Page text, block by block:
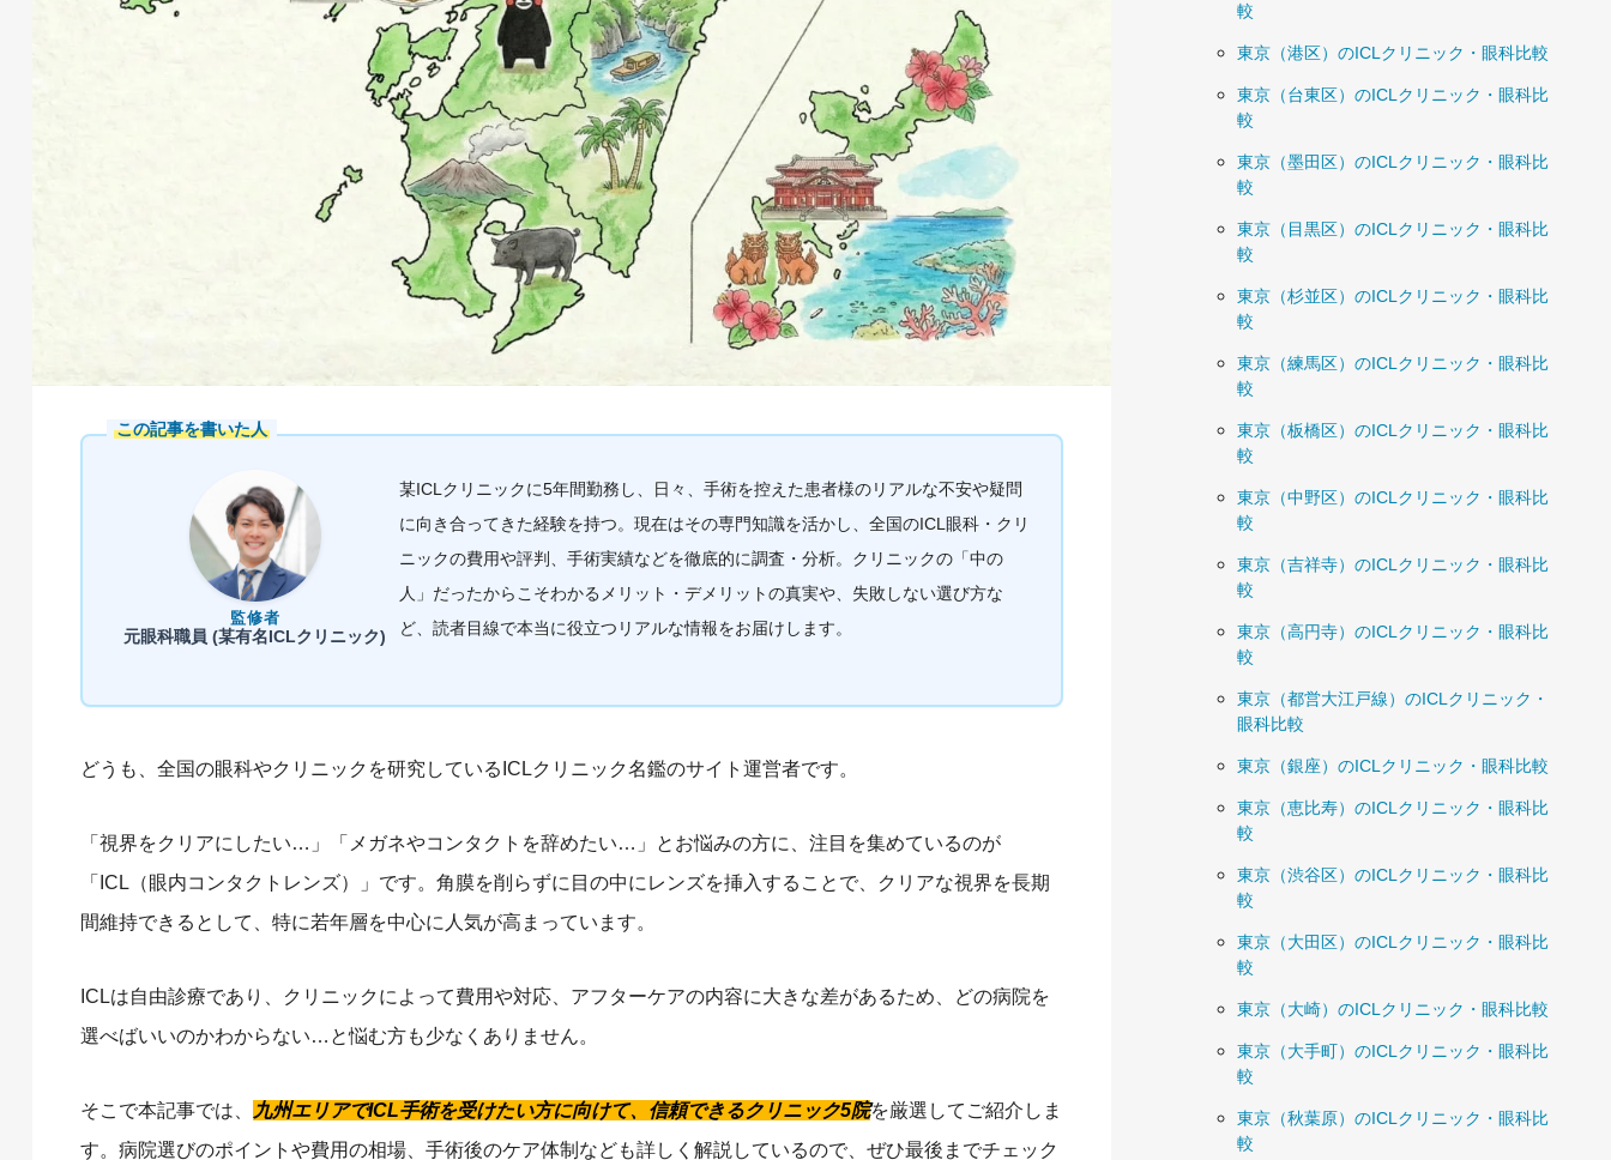
この記事を書いた人
監修者
元眼科職員 (某有名ICLクリニック)
某ICLクリニックに5年間勤務し、日々、手術を控えた患者様のリアルな不安や疑問
に向き合ってきた経験を持つ。現在はその専門知識を活かし、全国のICL眼科・クリ
ニックの費用や評判、手術実績などを徹底的に調査・分析。クリニックの「中の
人」だったからこそわかるメリット・デメリットの真実や、失敗しない選び方な
ど、読者目線で本当に役立つリアルな情報をお届けします。
どうも、全国の眼科やクリニックを研究しているICLクリニック名鑑のサイト運営者です。
「視界をクリアにしたい…」「メガネやコンタクトを辞めたい…」とお悩みの方に、注目を集めているのが
「ICL（眼内コンタクトレンズ）」です。角膜を削らずに目の中にレンズを挿入することで、クリアな視界を長期
間維持できるとして、特に若年層を中心に人気が高まっています。
ICLは自由診療であり、クリニックによって費用や対応、アフターケアの内容に大きな差があるため、どの病院を
選べばいいのかわからない…と悩む方も少なくありません。
そこで本記事では、 九州エリアでICL手術を受けたい方に向けて、信頼できるクリニック5院を厳選してご紹介しま
す。病院選びのポイントや費用の相場、手術後のケア体制なども詳しく解説しているので、ぜひ最後までチェック
較
東京（港区）のICLクリニック・眼科比較
東京（台東区）のICLクリニック・眼科比
較
東京（墨田区）のICLクリニック・眼科比
較
東京（目黒区）のICLクリニック・眼科比
較
東京（杉並区）のICLクリニック・眼科比
較
東京（練馬区）のICLクリニック・眼科比
較
東京（板橋区）のICLクリニック・眼科比
較
東京（中野区）のICLクリニック・眼科比
較
東京（吉祥寺）のICLクリニック・眼科比
較
東京（高円寺）のICLクリニック・眼科比
較
東京（都営大江戸線）のICLクリニック・
眼科比較
東京（銀座）のICLクリニック・眼科比較
東京（恵比寿）のICLクリニック・眼科比
較
東京（渋谷区）のICLクリニック・眼科比
較
東京（大田区）のICLクリニック・眼科比
較
東京（大崎）のICLクリニック・眼科比較
東京（大手町）のICLクリニック・眼科比
較
東京（秋葉原）のICLクリニック・眼科比
較